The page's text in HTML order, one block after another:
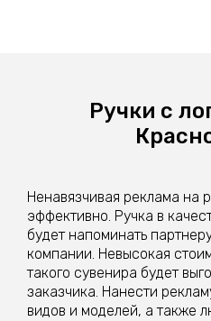
Ручки с
Ненавязчивая реклама на
эффективно. Ручка в
будет напоминать
компании. Невысокая
такого сувенира будет
заказчика. Нанести
видов и моделей, а также